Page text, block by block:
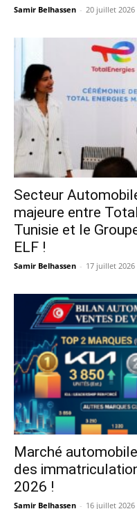
Samir Belhassen - 20 juillet 2026
Secteur
majeure entre
Tunisie et le
ELF !
Samir Belhassen - 17 juillet 2026
Marché
des
2026 !
Samir Belhassen - 16 juillet 2026